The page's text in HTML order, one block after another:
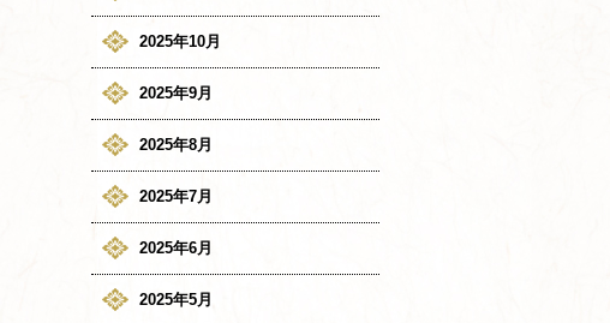
2025年10月
2025年9月
2025年8月
2025年7月
2025年6月
2025年5月